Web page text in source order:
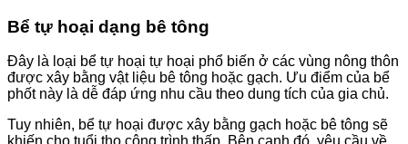
Bể tự hoại dạng bê tông
Đây là loại bể tự hoại tự hoại phổ biến ở các vùng nông thôn
được xây bằng vật liệu bê tông hoặc gạch. Ưu điểm của bể
phốt này là dễ đáp ứng nhu cầu theo dung tích của gia chủ.
Tuy nhiên, bể tự hoại được xây bằng gạch hoặc bê tông sẽ